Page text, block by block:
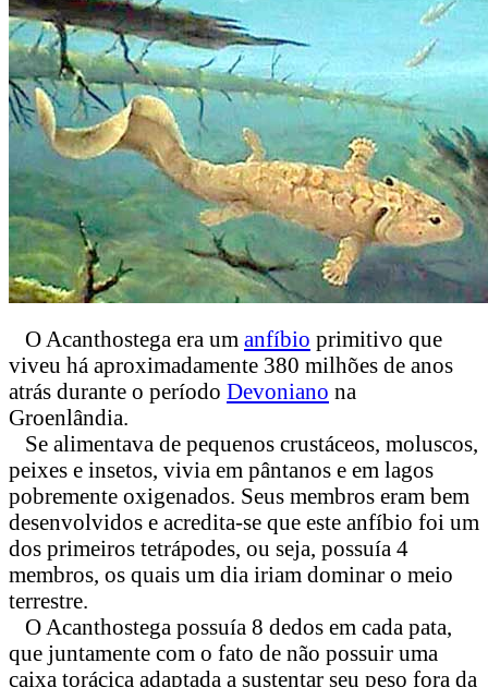
O Acanthostega era um anfíbio primitivo que
viveu há aproximadamente 380 milhões de anos
atrás durante o período Devoniano na
Groenlândia.
Se alimentava de pequenos crustáceos, moluscos,
peixes e insetos, vivia em pântanos e em lagos
pobremente oxigenados. Seus membros eram bem
desenvolvidos e acredita-se que este anfíbio foi um
dos primeiros tetrápodes, ou seja, possuía 4
membros, os quais um dia iriam dominar o meio
terrestre.
O Acanthostega possuía 8 dedos em cada pata,
que juntamente com o fato de não possuir uma
caixa torácica adaptada a sustentar seu peso fora da